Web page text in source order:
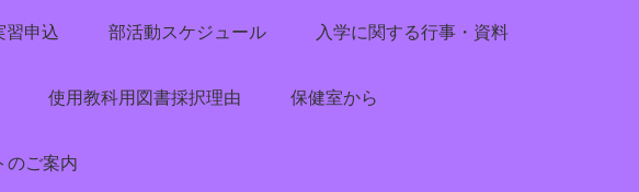
習申込 部活動スケジュール 入学に関する行事・資料
使用教科用図書採択理由 保健室から
のご案内